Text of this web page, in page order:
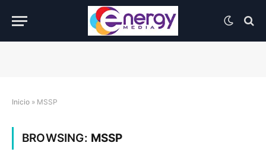
Inicio » MSSP
BROWSING: MSSP